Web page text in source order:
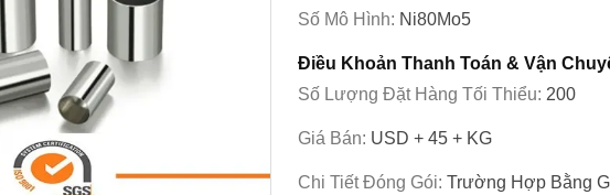
Số Mô Hình: Ni80Mo5
Điều Khoản Thanh Toán & Vận
Số Lượng Đặt Hàng Tối Thiểu: 200
Giá Bán: USD + 45 + KG
Chi Tiết Đóng Gói: Trường Hợp Bằng